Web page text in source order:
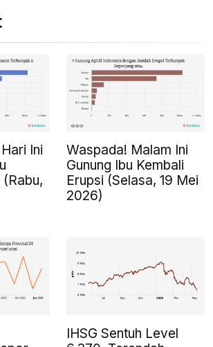
Ini
Waspada! Malam Ini
Gunung Ibu Kembali
Erupsi (Selasa, 19 Mei
2026)
IHSG Sentuh Level